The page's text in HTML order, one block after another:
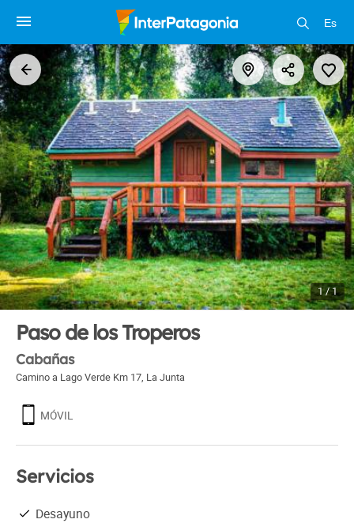
Es
1 / 1
Paso de los Troperos
Cabañas
Camino a Lago Verde Km 17, La Junta
MÓVIL
Servicios
Desayuno